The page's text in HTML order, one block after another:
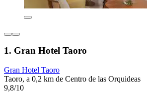
1. Gran Hotel Taoro
Gran Hotel Taoro
Taoro, a 0,2 km de Centro de las Orquideas
9,8/10